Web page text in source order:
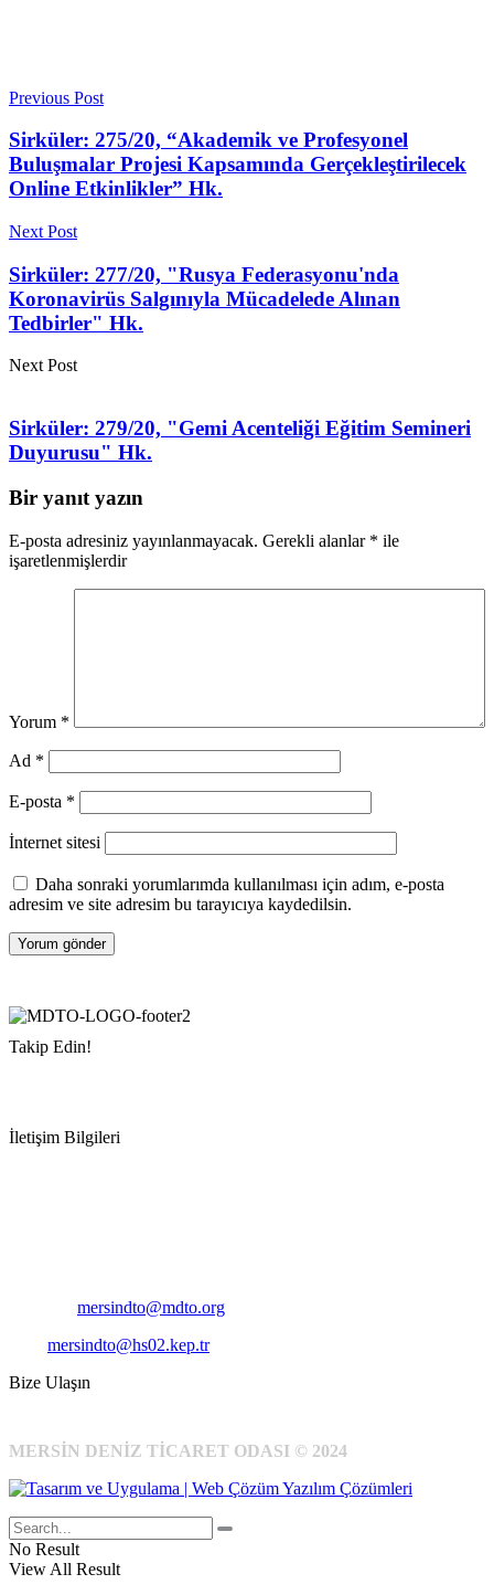
Previous Post
Sirküler: 275/20, “Akademik ve Profesyonel
Buluşmalar Projesi Kapsamında Gerçekleştirilecek
Online Etkinlikler” Hk.
Next Post
Sirküler: 277/20, "Rusya Federasyonu'nda
Koronavirüs Salgınıyla Mücadelede Alınan
Tedbirler" Hk.
Next Post
Sirküler: 279/20, "Gemi Acenteliği Eğitim Semineri
Duyurusu" Hk.
Bir yanıt yazın
E-posta adresiniz yayınlanmayacak. Gerekli alanlar * ile
işaretlenmişlerdir
Yorum *
Ad *
E-posta *
İnternet sitesi
Daha sonraki yorumlarımda kullanılması için adım, e-posta
adresim ve site adresim bu tarayıcıya kaydedilsin.
Takip Edin!
İletişim Bilgileri
mersindto@mdto.org
mersindto@hs02.kep.tr
Bize Ulaşın
MERSİN DENİZ TİCARET ODASI © 2024
No Result
View All Result